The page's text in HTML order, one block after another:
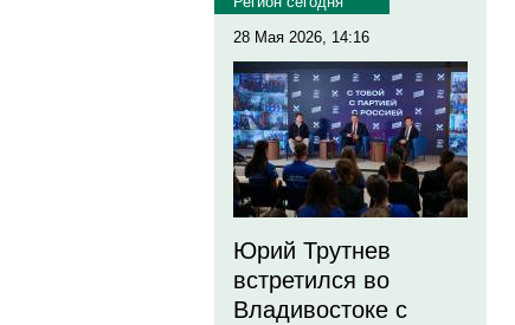
28 Мая 2026, 14:16
Юрий Трутнев
встретился во
Владивостоке с